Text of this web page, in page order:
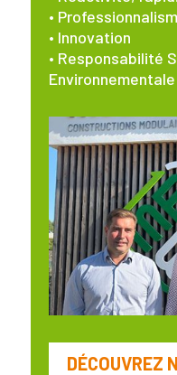
•
• Innovation
• Responsabilité
Environnementale
DÉCOUVREZ